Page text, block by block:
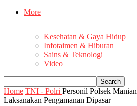
More
Kesehatan & Gaya Hidup
Infotaimen & Hiburan
Sains & Teknologi
Video
Home TNI - Polri Personil Polsek
Laksanakan Pengamanan Dipasar